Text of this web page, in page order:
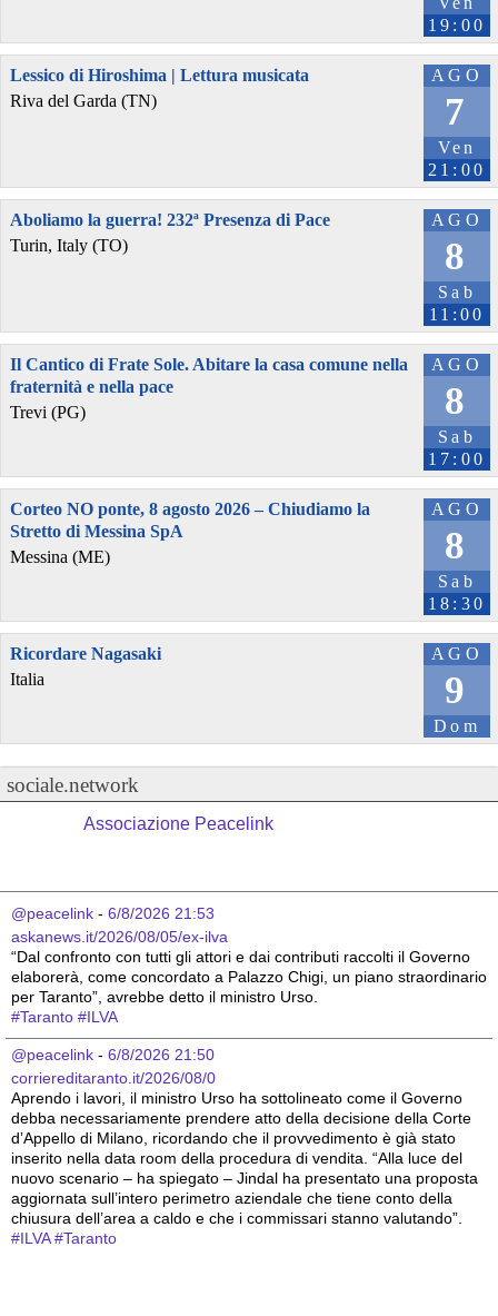
19:00
AGO
7
Ven
21:00
Lessico di Hiroshima | Lettura musicata
Riva del Garda (TN)
AGO
8
Sab
11:00
Aboliamo la guerra! 232ª Presenza di Pace
Turin, Italy (TO)
AGO
8
Sab
17:00
Il Cantico di Frate Sole. Abitare la casa comune nella
fraternità e nella pace
Trevi (PG)
AGO
8
Sab
18:30
Corteo NO ponte, 8 agosto 2026 – Chiudiamo la
Stretto di Messina SpA
Messina (ME)
AGO
9
Dom
Ricordare Nagasaki
Italia
sociale.network
Associazione Peacelink
@peacelink - 6/8/2026 21:53
askanews.it/2026/08/05/ex-ilva
“Dal confronto con tutti gli attori e dai contributi raccolti il Governo
elaborerà, come concordato a Palazzo Chigi, un piano straordinario
per Taranto”, avrebbe detto il ministro Urso.
#Taranto #ILVA
@peacelink - 6/8/2026 21:50
corriereditaranto.it/2026/08/0
Aprendo i lavori, il ministro Urso ha sottolineato come il Governo
debba necessariamente prendere atto della decisione della Corte
d’Appello di Milano, ricordando che il provvedimento è già stato
inserito nella data room della procedura di vendita. “Alla luce del
nuovo scenario – ha spiegato – Jindal ha presentato una proposta
aggiornata sull’intero perimetro aziendale che tiene conto della
chiusura dell’area a caldo e che i commissari stanno valutando”.
#ILVA #Taranto